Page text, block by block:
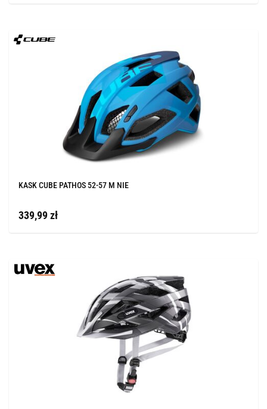
KASK CUBE PATHOS 52-57 M NIE
339,99 zł